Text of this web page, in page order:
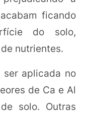
ficando
do solo,
nutrientes.
ser aplicada no
de Ca e Al
solo. Outras